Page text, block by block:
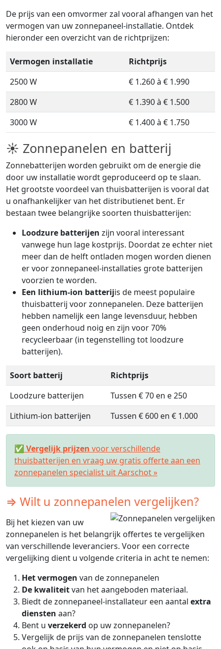
De prijs van een omvormer zal vooral afhangen van het
vermogen van uw zonnepaneel-installatie. Ontdek
hieronder een overzicht van de richtprijzen:
Vermogen installatie
Richtprijs
2500 W
€ 1.260 à € 1.990
2800 W
€ 1.390 à € 1.500
3000 W
€ 1.400 à € 1.750
☀ Zonnepanelen en batterij
Zonnebatterijen worden gebruikt om de energie die
door uw installatie wordt geproduceerd op te slaan.
Het grootste voordeel van thuisbatterijen is vooral dat
u onafhankelijker van het distributienet bent. Er
bestaan twee belangrijke soorten thuisbatterijen:
Loodzure batterijen zijn vooral interessant
vanwege hun lage kostprijs. Doordat ze echter niet
meer dan de helft ontladen mogen worden dienen
er voor zonnepaneel-installaties grote batterijen
voorzien te worden.
Een lithium-ion batterijis de meest populaire
thuisbatterij voor zonnepanelen. Deze batterijen
hebben namelijk een lange levensduur, hebben
geen onderhoud noig en zijn voor 70%
recycleerbaar (in tegenstelling tot loodzure
batterijen).
Soort batterij
Richtprijs
Loodzure batterijen
Tussen € 70 en e 250
Lithium-ion batterijen
Tussen € 600 en € 1.000
✅ Vergelijk prijzen voor verschillende
thuisbatterijen en vraag uw gratis offerte aan een
zonnepanelen specialist uit Aarschot »
⇒ Wilt u zonnepanelen vergelijken?
Bij het kiezen van uw
zonnepanelen is het belangrijk offertes te vergelijken
van verschillende leveranciers. Voor een correcte
vergelijking dient u volgende criteria in acht te nemen:
Het vermogen van de zonnepanelen
De kwaliteitvan het aangeboden materiaal.
Biedt de zonnepaneel-installateur een aantal extra
diensten aan?
Bent u verzekerd op uw zonnepanelen?
Vergelijk de prijs van de zonnepanelen tenslotte